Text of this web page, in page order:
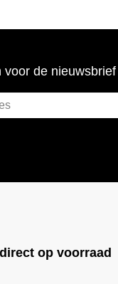
voor de nieuwsbrief
direct op voorraad